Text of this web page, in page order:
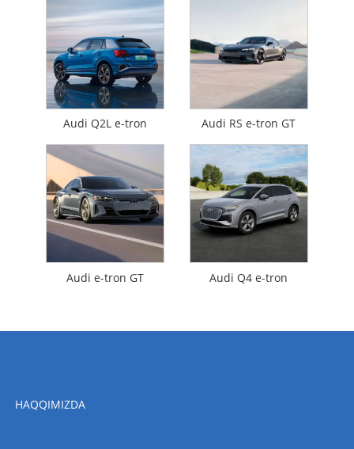
Audi Q2L e-tron Audi RS e-tron GT
Audi e-tron GT Audi Q4 e-tron
HAQQIMIZDA